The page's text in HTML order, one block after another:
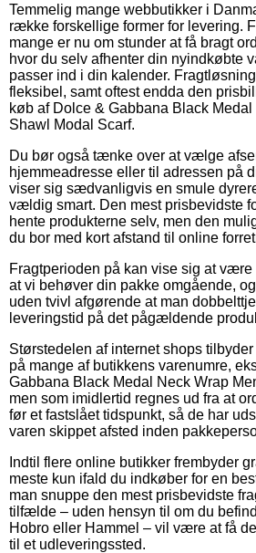
Temmelig mange webbutikker i
række forskellige former for levering.
mange er nu om stunder at få bragt
hvor du selv afhenter din nyindkøbte
passer ind i din kalender.
fleksibel, samt oftest endda den
køb af Dolce & Gabbana Black
Shawl Modal Scarf.
Du bør også tænke over at vælge
hjemmeadresse eller til adressen på
viser sig sædvanligvis en smule
vældig smart. Den mest prisbevidste
hente produkterne selv, men den
du bor med kort afstand til online
Fragtperioden på kan vise sig at
at vi behøver din pakke omgående,
uden tvivl afgørende at man
leveringstid på det pågældende
Størstedelen af internet shops
på mange af butikkens varenumre,
Gabbana Black Medal Neck Wrap
men som imidlertid regnes ud fra at
før et fastslået tidspunkt, så de har
varen skippet afsted inden
Indtil flere online butikker frembyder
meste kun ifald du indkøber for en
man snuppe den mest prisbevidste
tilfælde – uden hensyn til om du
Hobro eller Hammel – vil være at få
til et udleveringssted.